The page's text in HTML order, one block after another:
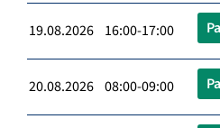
19.08.2026 16:00-17:00
20.08.2026 08:00-09:00